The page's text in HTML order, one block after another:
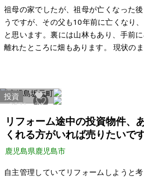
祖母の家でしたが、祖母が亡くなった
うですが、その父も10年前に亡くなり
と思います。裏には山林もあり、手前
離れたところに畑もあります。 現状のままでのお取引をおねが
いするので価格はお手続きに伴う費用
いかもしれず、おそらく住めないと思い
児島県霧島市国分清水 土地：①宅
畑507㎡ ④畑661
2671 24
投資
リフォーム途中の投資物件、
くれる方がいれば売りたいで
鹿児島県鹿児島市
自主管理していてリフォームしようと